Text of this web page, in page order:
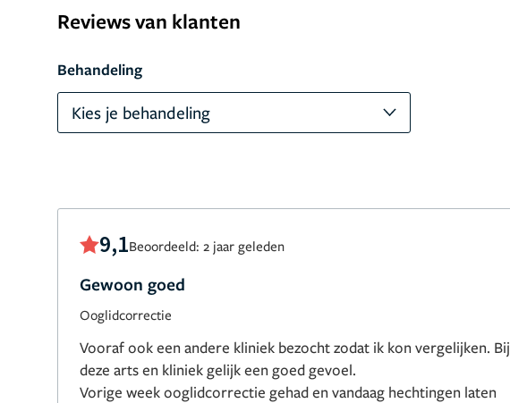
Reviews van klanten
Behandeling
Kies je behandeling
9,1Beoordeeld: 2 jaar geleden
Gewoon goed
Ooglidcorrectie
Vooraf ook een andere kliniek bezocht zodat ik kon vergelijken. Bij
deze arts en kliniek gelijk een goed gevoel.
Vorige week ooglidcorrectie gehad en vandaag hechtingen laten